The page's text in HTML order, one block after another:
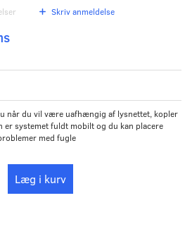
Skriv anmeldelse
når du vil være uafhængig af lysnettet, kopler
er systemet fuldt mobilt og du kan placere
med fugle
Læg i kurv